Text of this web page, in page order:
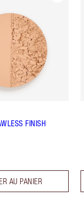
FINISH
AU PANIER